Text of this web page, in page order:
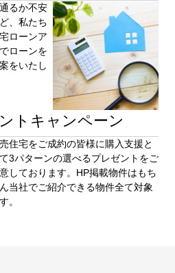
るか不安
、私たち
ローンア
ローンを
をいたし
トキャンペーン
住宅をご成約の皆様に購⼊⽀援と
3パターンの選べるプレゼントをご
しております。HP掲載物件はもち
当社でご紹介できる物件全て対象
。